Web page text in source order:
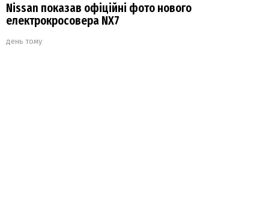
Nissan показав офіційні фото нового
електрокросовера NX7
день тому